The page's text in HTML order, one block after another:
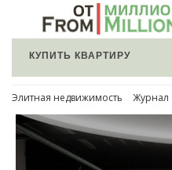
КУПИТЬ КВАРТИРУ
Элитная недвижимость Журнал